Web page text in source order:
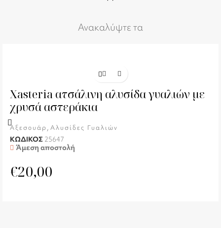
Ανακαλύψτε τα
Xasteria ατσάλινη αλυσίδα γυαλιών με
χρυσά αστεράκια
Αξεσουάρ, Αλυσίδες Γυαλιών
ΚΩΔΙΚΟΣ 25647
Άμεση αποστολή
€20,00